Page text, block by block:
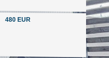
480 EUR